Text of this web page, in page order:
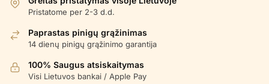
Pristatome per 2-3 d.d.
Paprastas pinigų grąžinimas
14 dienų pinigų grąžinimo garantija
100% Saugus atsiskaitymas
Visi Lietuvos bankai / Apple Pay